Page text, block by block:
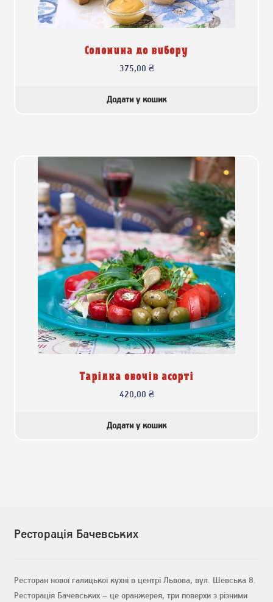
Солонина до вибору
375,00 ₴
Додати у кошик
Тарілка овочів асорті
420,00 ₴
Додати у кошик
Ресторація Бачевських
Ресторан нової галицької кухні в центрі Львова, вул. Шевська 8.
Ресторація Бачевських – це оранжерея, три поверхи з різними